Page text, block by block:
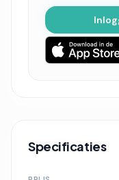
Specificaties